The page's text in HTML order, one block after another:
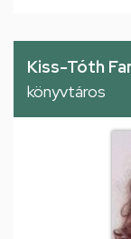
Kiss-Tóth
könyvtáros